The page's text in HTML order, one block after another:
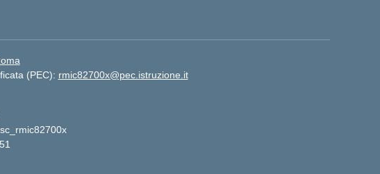
(PEC): rmic82700x@pec.istruzione.it